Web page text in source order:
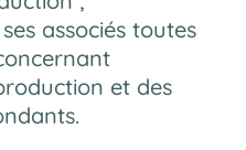
associés toutes
et des